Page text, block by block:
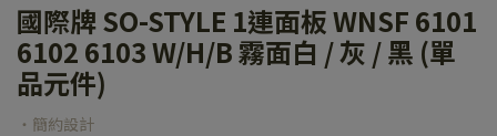
國際牌 SO-STYLE 1連面板 WNSF 6101
6102 6103 W/H/B 霧面白 / 灰 / 黑 (單
品元件)
‧簡約設計